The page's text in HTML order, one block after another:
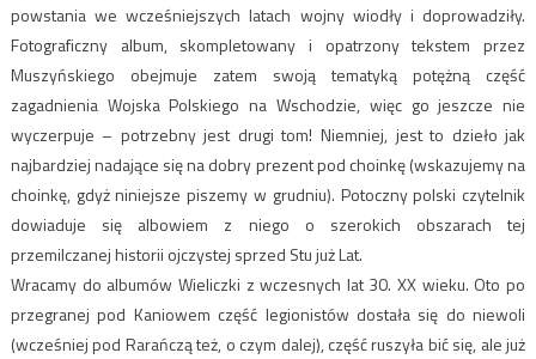
powstania we wcześniejszych latach wojny wiodły i doprowadziły.
Fotograficzny album, skompletowany i opatrzony tekstem przez
Muszyńskiego obejmuje zatem swoją tematyką potężną część
zagadnienia Wojska Polskiego na Wschodzie, więc go jeszcze nie
wyczerpuje – potrzebny jest drugi tom! Niemniej, jest to dzieło jak
najbardziej nadające się na dobry prezent pod choinkę (wskazujemy na
choinkę, gdyż niniejsze piszemy w grudniu). Potoczny polski czytelnik
dowiaduje się albowiem z niego o szerokich obszarach tej
przemilczanej historii ojczystej sprzed Stu już Lat.
Wracamy do albumów Wieliczki z wczesnych lat 30. XX wieku. Oto po
przegranej pod Kaniowem część legionistów dostała się do niewoli
(wcześniej pod Rarańczą też, o czym dalej), część ruszyła bić się, ale już